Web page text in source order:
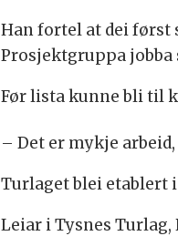
Han fortel at dei først
Prosjektgruppa
Før lista kunne bli til
– Det er mykje
Turlaget blei etablert
Leiar i Tysnes